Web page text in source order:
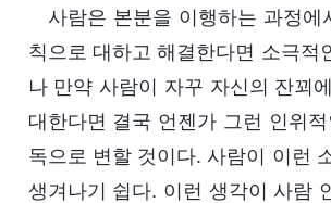
사람은 본분을 이행하는 과정
칙으로 대하고 해결한다면 소극적
나 만약 사람이 자꾸 자신의 잔꾀
대한다면 결국 언젠가 그런 인위
독으로 변할 것이다. 사람이 이런
생겨나기 쉽다. 이런 생각이 사람